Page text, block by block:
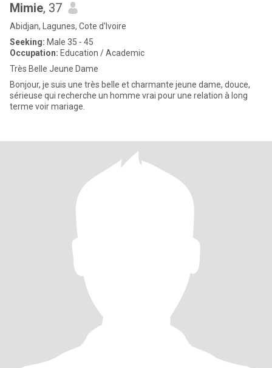
Mimie, 37
Abidjan, Lagunes, Cote d'Ivoire
Seeking: Male 35 - 45
Occupation: Education / Academic
Très Belle Jeune Dame
Bonjour, je suis une très belle et charmante jeune dame, douce,
sérieuse qui recherche un homme vrai pour une relation à long
terme voir mariage.